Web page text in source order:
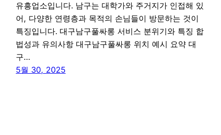
유흥업소입니다. 남구는 대학가와 주거지가 인접해 있
어, 다양한 연령층과 목적의 손님들이 방문하는 것이
특징입니다. 대구남구풀싸롱 서비스 분위기와 특징 합
법성과 유의사항 대구남구풀싸롱 위치 예시 요약 대
구…
5월 30, 2025